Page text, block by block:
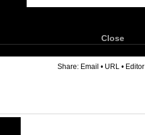
Close
Share: Email • URL • Editor